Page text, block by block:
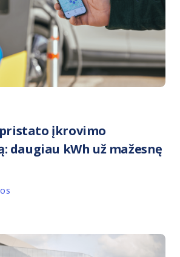
įkrovimo
daugiau kWh už mažesnę